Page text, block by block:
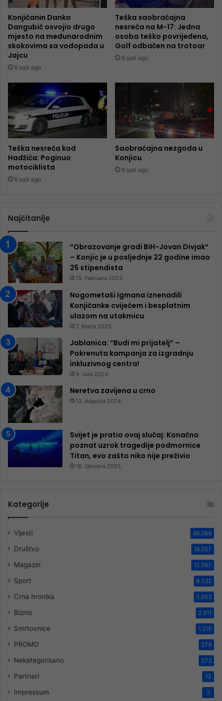
Konjičanin Danko
Dangubić osvojio drugo
mjesto na međunarodnim
skokovima sa vodopada u
Jajcu
6 sati ago
Teška saobraćajna
nesreća na M-17: Jedna
osoba teško povrijeđena,
Golf odbačen na trotoar
6 sati ago
Teška nesreća kod
Hadžića: Poginuo
motociklista
6 sati ago
Saobraćajna nezgoda u
Konjicu
6 sati ago
Najčitanije
“Obrazovanje gradi BiH-Jovan Divjak“
– Konjic je u posljednje 22 godine imao
25 ​​stipendista
15. Februara 2023.
Nogometaši Igmana iznenadili
Konjičanke cvijećem i besplatnim
ulazom na utakmicu
7. Marta 2025.
Jablanica: “Budi mi prijatelj” –
Pokrenuta kampanja za izgradnju
inkluzivnog centra!
9. Jula 2024.
Neretva zavijena u crno
13. Augusta 2024.
Svijet je pratio ovaj slučaj: Konačno
poznat uzrok tragedije podmornice
Titan, evo zašto niko nije preživio
16. Oktobra 2025.
Kategorije
Vijesti 46.068
Društvo 18.557
Magazin 12.567
Sport 8.532
Crna hronika 5.053
Biznis 2.911
Smrtovnice 1.215
PROMO 278
Nekategorisano 273
Partneri 13
Impressum 2